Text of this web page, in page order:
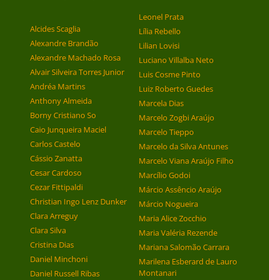
Alcides Scaglia
Alexandre Brandão
Alexandre Machado Rosa
Alvair Silveira Torres Junior
Andréa Martins
Anthony Almeida
Borny Cristiano So
Caio Junqueira Maciel
Carlos Castelo
Cássio Zanatta
Cesar Cardoso
Cezar Fittipaldi
Christian Ingo Lenz Dunker
Clara Arreguy
Clara Silva
Cristina Dias
Daniel Minchoni
Daniel Russell Ribas
Leonel Prata
Lília Rebello
Lilian Lovisi
Luciano Villalba Neto
Luis Cosme Pinto
Luiz Roberto Guedes
Marcela Dias
Marcelo Zogbi Araújo
Marcelo Tieppo
Marcelo da Silva Antunes
Marcelo Viana Araújo Filho
Marcílio Godoi
Márcio Assêncio Araújo
Márcio Nogueira
Maria Alice Zocchio
Maria Valéria Rezende
Mariana Salomão Carrara
Marilena Esberard de Lauro
Montanari